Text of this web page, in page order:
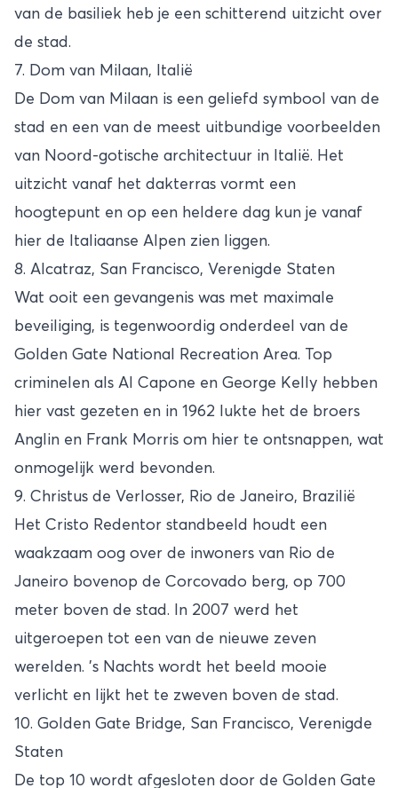
van de basiliek heb je een schitterend uitzicht over
de stad.
7. Dom van Milaan, Italië
De Dom van Milaan is een geliefd symbool van de
stad en een van de meest uitbundige voorbeelden
van Noord-gotische architectuur in
Italië. Het
uitzicht vanaf het dakterras vormt een
hoogtepunt en op een heldere dag kun je vanaf
hier de Italiaanse Alpen zien liggen.
8. Alcatraz, San Francisco, Verenigde Staten
Wat ooit een gevangenis was met maximale
beveiliging, is tegenwoordig onderdeel van de
Golden Gate National Recreation Area. Top
criminelen als Al Capone en George Kelly hebben
hier vast gezeten en in 1962 lukte het de broers
Anglin en Frank Morris om hier te ontsnappen, wat
onmogelijk werd bevonden.
9. Christus de Verlosser, Rio de Janeiro, Brazilië
Het Cristo Redentor standbeeld houdt een
waakzaam oog over de inwoners van Rio de
Janeiro bovenop de Corcovado berg, op 700
meter boven de stad. In 2007 werd het
uitgeroepen tot een van de nieuwe zeven
werelden. 's Nachts wordt het beeld mooie
verlicht en lijkt het te zweven boven de stad.
10. Golden Gate Bridge, San Francisco, Verenigde
Staten
De top 10 wordt afgesloten door de Golden Gate